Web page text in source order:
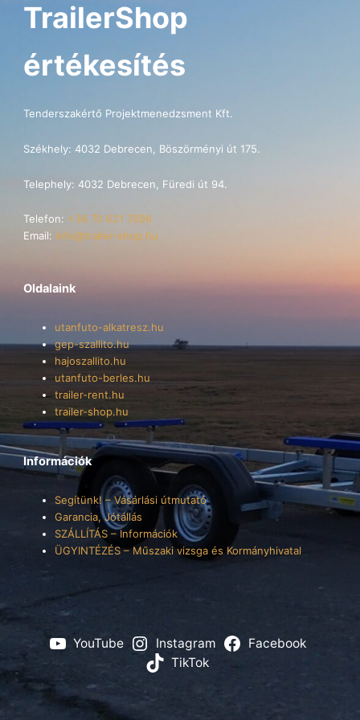
TrailerShop
értékesítés
Tenderszakértő Projektmenedzsment Kft.
Székhely: 4032 Debrecen, Böszörményi út 175.
Telephely: 4032 Debrecen, Füredi út 94.
Telefon: +36 70 621 7696
Email: info@trailer-shop.hu
Oldalaink
utanfuto-alkatresz.hu
gep-szallito.hu
hajoszallito.hu
utanfuto-berles.hu
trailer-rent.hu
trailer-shop.hu
Információk
Segítünk! – Vásárlási útmutató
Garancia, Jótállás
SZÁLLÍTÁS – Információk
ÜGYINTÉZÉS – Műszaki vizsga és Kormányhivatal
YouTube Instagram
Facebook
TikTok